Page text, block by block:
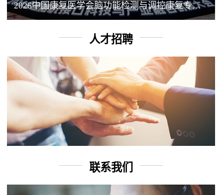
2026中国康复医学会脑功能检测与调控康复专业委员会学术年会丨脑客中国：脑机接口——EEG驱动TMS闭环调控工作坊
人才招聘
联系我们